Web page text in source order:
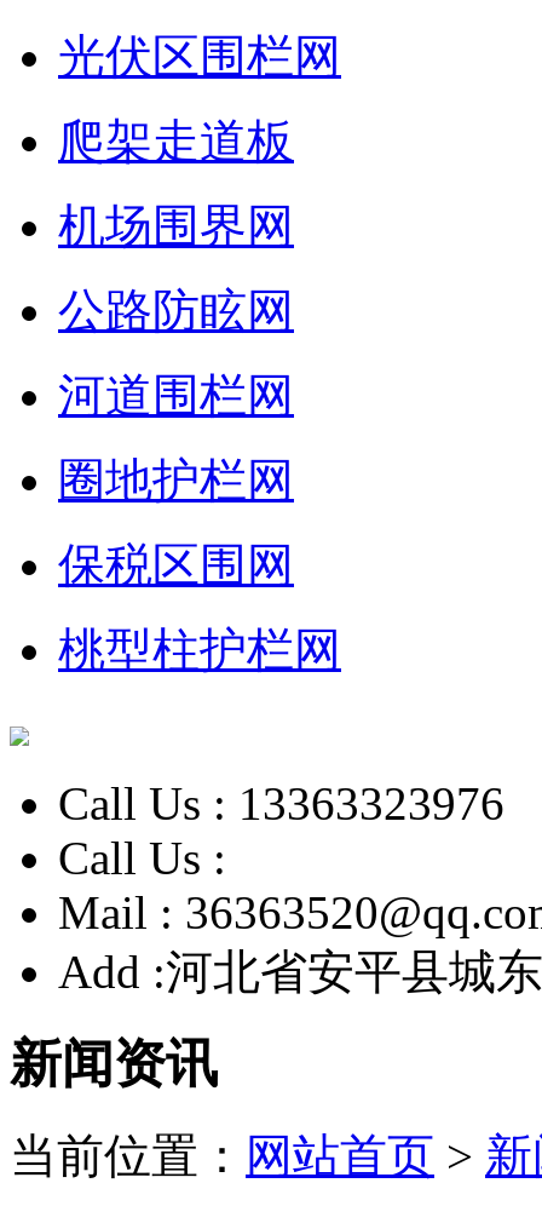
光伏区围栏网
爬架走道板
机场围界网
公路防眩网
河道围栏网
圈地护栏网
保税区围网
桃型柱护栏网
Call Us : 13363323976
Call Us :
Mail :
Add :河北省安平县城
新闻资讯
当前位置： 网站首页 >